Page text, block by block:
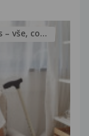
vše, co...